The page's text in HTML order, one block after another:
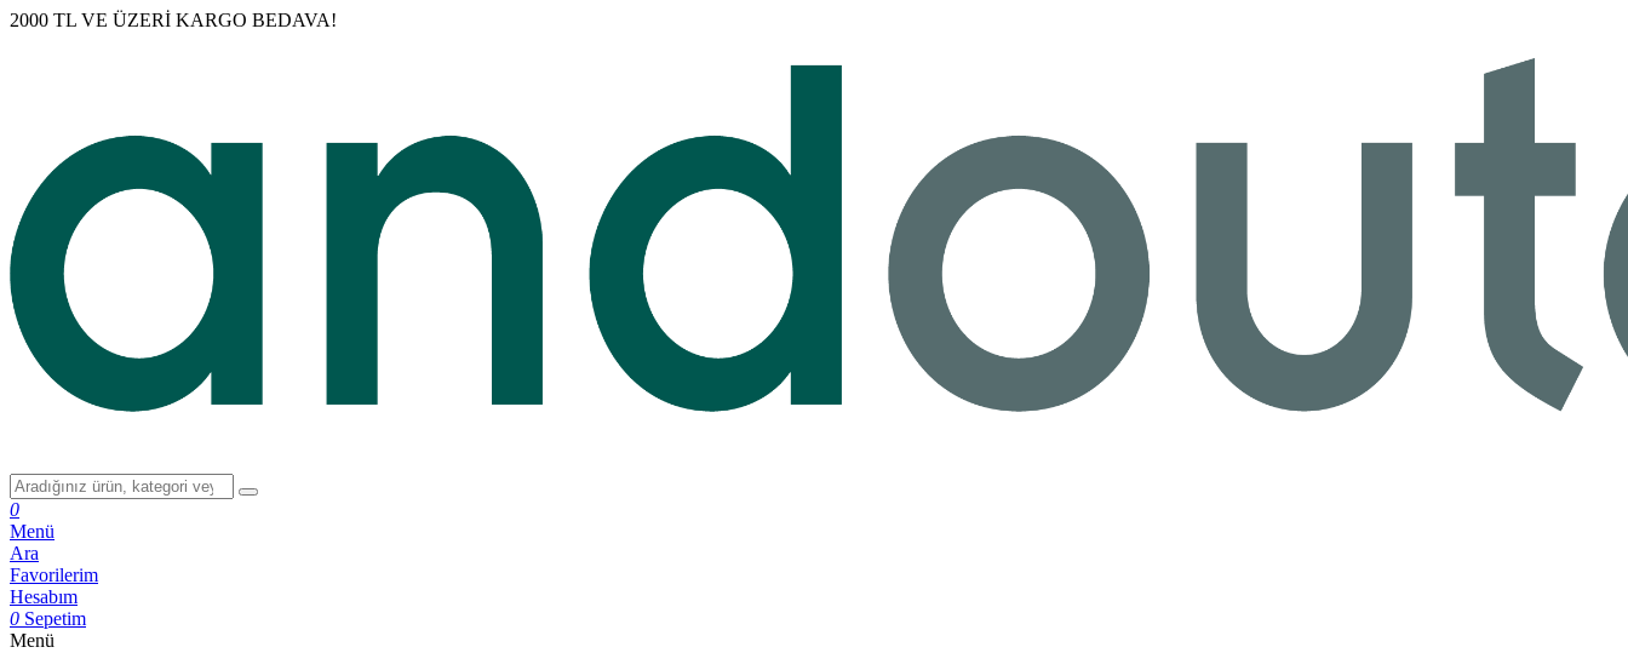
2000 TL VE ÜZERİ KARGO BEDAVA!
0
Menü
Ara
Favorilerim
Hesabım
0 Sepetim
Menü